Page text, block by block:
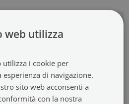
web utilizza
utilizza i cookie per
di navigazione.
sito web acconsenti a
con la nostra